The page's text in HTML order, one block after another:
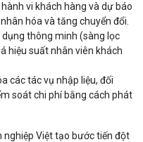
vi khách hàng và dự báo
hóa và tăng chuyển đổi.
thông minh (sàng lọc
hiệu suất nhân viên khách
các tác vụ nhập liệu, đối
soát chi phí bằng cách phát
nghiệp Việt tạo bước tiến đột